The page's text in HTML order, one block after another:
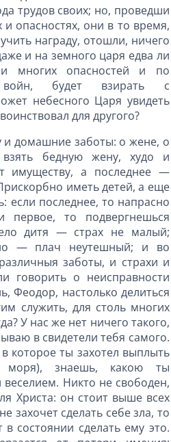
трудов своих; но, проведши
и опасностях, они в то время,
награду, отошли, ничего
и на земного царя едва ли
многих опасностей и по
будет взирать с
небесного Царя увидеть
для другого?
и домашние заботы: о жене, о
взять бедную жену, худо и
имуществу, а последнее —
иметь детей, а еще
если последнее, то напрасно
первое, то подвергнешься
дитя — страх не малый;
— плач неутешный; и во
заботы, и страхи и
говорить о неисправности
Феодор, настолько делиться
служить, для столь многих
У нас же нет ничего такого,
в свидетели тебя самого.
которое ты захотел выплыть
моря), знаешь, какою ты
Никто не свободен,
Христа: он стоит выше всех
захочет сделать себе зла, то
в состоянии сделать ему это.